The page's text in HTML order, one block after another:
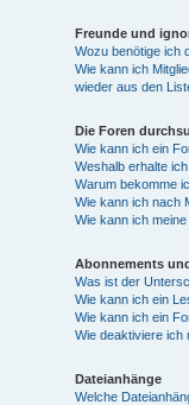
Freunde und
Wozu benötige ich
Wie kann ich
wieder aus den
Die Foren
Wie kann ich ein
Weshalb erhalte
Warum bekomme
Wie kann ich nach
Wie kann ich
Abonnements
Was ist der
Wie kann ich ein
Wie kann ich ein
Wie deaktiviere ich
Dateianhänge
Welche